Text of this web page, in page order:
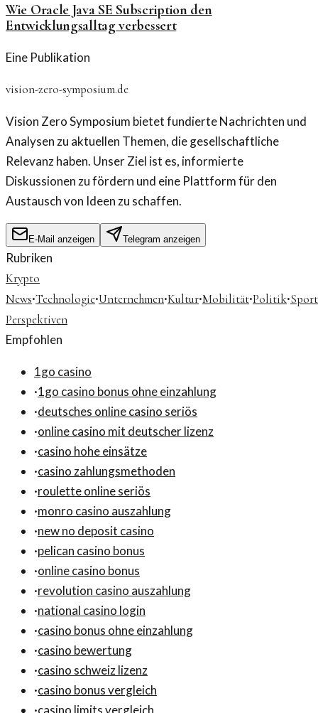
Wie Oracle Java SE Subscription den
Entwicklungsalltag verbessert
Eine Publikation
vision-zero-symposium.de
Vision Zero Symposium bietet fundierte Nachrichten und
Analysen zu aktuellen Themen, die gesellschaftliche
Relevanz haben. Unser Ziel ist es, informierte
Diskussionen zu fördern und eine Plattform für den
Austausch von Ideen zu schaffen.
E-Mail anzeigen Telegram anzeigen
Rubriken
Krypto
News·Technologie·Unternehmen·Kultur·Mobilität·Politik·Sport
Perspektiven
Empfohlen
1go casino
·1go casino bonus ohne einzahlung
·deutsches online casino seriös
·online casino mit deutscher lizenz
·casino hohe einsätze
·casino zahlungsmethoden
·roulette online seriös
·monro casino auszahlung
·new no deposit casino
·pelican casino bonus
·online casino bonus
·revolution casino auszahlung
·national casino login
·casino bonus ohne einzahlung
·casino bewertung
·casino schweiz lizenz
·casino bonus vergleich
·casino limits vergleich